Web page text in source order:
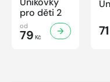
pro děti 2
od
79 Kč 71